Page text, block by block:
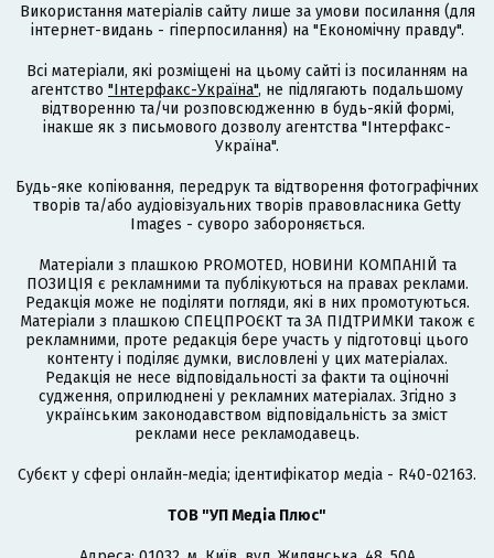
Використання матеріалів сайту лише за умови посилання (для
інтернет-видань - гіперпосилання) на "Економічну правду".
Всі матеріали, які розміщені на цьому сайті із посиланням на
агентство "Інтерфакс-Україна", не підлягають подальшому
відтворенню та/чи розповсюдженню в будь-якій формі,
інакше як з письмового дозволу агентства "Інтерфакс-
Україна".
Будь-яке копіювання, передрук та відтворення фотографічних
творів та/або аудіовізуальних творів правовласника Getty
Images - суворо забороняється.
Матеріали з плашкою PROMOTED, НОВИНИ КОМПАНІЙ та
ПОЗИЦІЯ є рекламними та публікуються на правах реклами.
Редакція може не поділяти погляди, які в них промотуються.
Матеріали з плашкою СПЕЦПРОЄКТ та ЗА ПІДТРИМКИ також є
рекламними, проте редакція бере участь у підготовці цього
контенту і поділяє думки, висловлені у цих матеріалах.
Редакція не несе відповідальності за факти та оціночні
судження, оприлюднені у рекламних матеріалах. Згідно з
українським законодавством відповідальність за зміст
реклами несе рекламодавець.
Cубєкт у сфері онлайн-медіа; ідентифікатор медіа - R40-02163.
ТОВ "УП Медіа Плюс"